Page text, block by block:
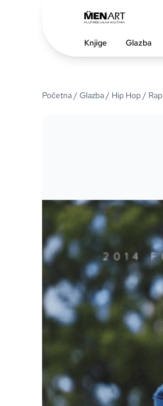
Knjige Glazba
Početna/ Glazba/ Hip Hop / Rap